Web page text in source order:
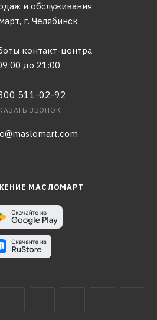
и обслуживания
г. Челябинск
контакт-центра
до 21:00
511-02-92
ЗВОНОК
МАСЛОМАРТ